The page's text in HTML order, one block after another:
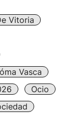
Vitoria
Vasca
Ocio